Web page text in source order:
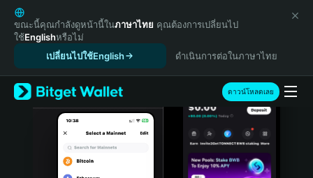
English
日本語
Tiếng Việt
Español (Latinoamérica)
Türkçe
Italiano
ขณะนี้คุณกำลังดูหน้านี้ในภาษาไทย คุณต้องการเปลี่ยนไป
ใช้Englishหรือไม่
เปลี่ยนไปใช้English
ดำเนินการต่อในภาษาไทย
ดาวน์โหลดเลย